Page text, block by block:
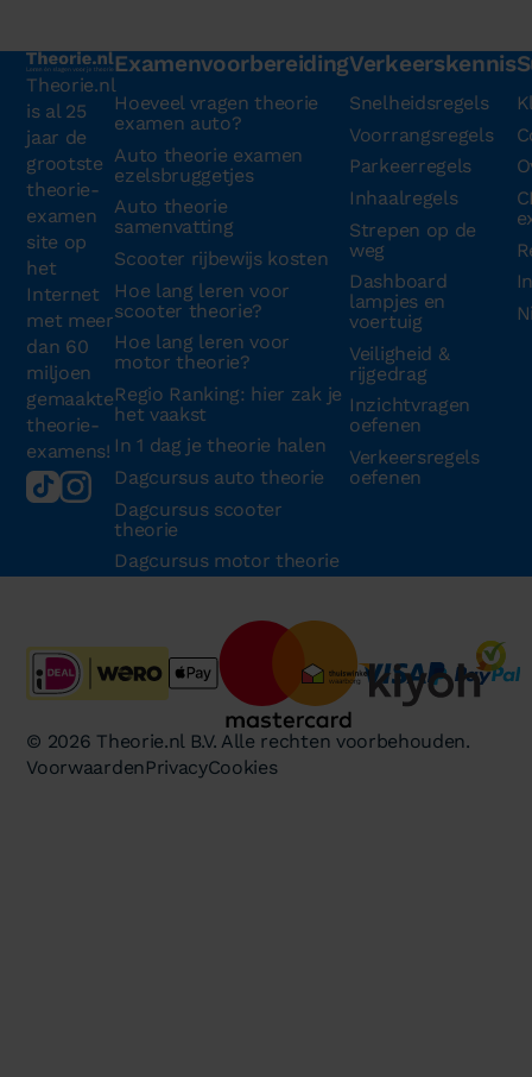
Theorie.nl
is al 25
jaar de
grootste
theorie-
examen
site op
het
Internet
met meer
dan 60
miljoen
gemaakte
theorie-
examens!
Examenvoorbereiding
Hoeveel vragen theorie
examen auto?
Auto theorie examen
ezelsbruggetjes
Auto theorie
samenvatting
Scooter rijbewijs kosten
Hoe lang leren voor
scooter theorie?
Hoe lang leren voor
motor theorie?
Regio Ranking: hier zak je
het vaakst
In 1 dag je theorie halen
Dagcursus auto theorie
Dagcursus scooter
theorie
Dagcursus motor theorie
Verkeerskennis
Snelheidsregels
Voorrangsregels
Parkeerregels
Inhaalregels
Strepen op de
weg
Dashboard
lampjes en
voertuig
Veiligheid &
rijgedrag
Inzichtvragen
oefenen
Verkeersregels
oefenen
© 2026 Theorie.nl B.V. Alle rechten voorbehouden.
VoorwaardenPrivacyCookies